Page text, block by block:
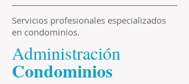
Servicios profesionales especializados
en condominios.
Administración
​Condominios